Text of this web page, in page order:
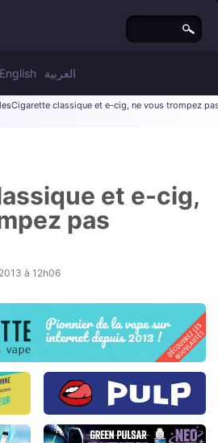
English العربية
Cigarette classique et e-cig, ne vous trompez
et e-cig,
pas
à 12h06